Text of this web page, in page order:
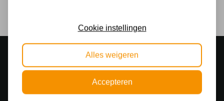
Sfeervolle showroom
500 m2 lampenwinkel in Rijssen
Gratis verzending
Cookie instellingen
Alles weigeren
Accepteren